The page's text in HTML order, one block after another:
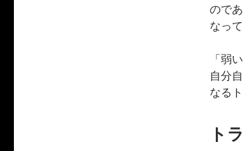
ので
なっ
「弱
自分
なる
ト